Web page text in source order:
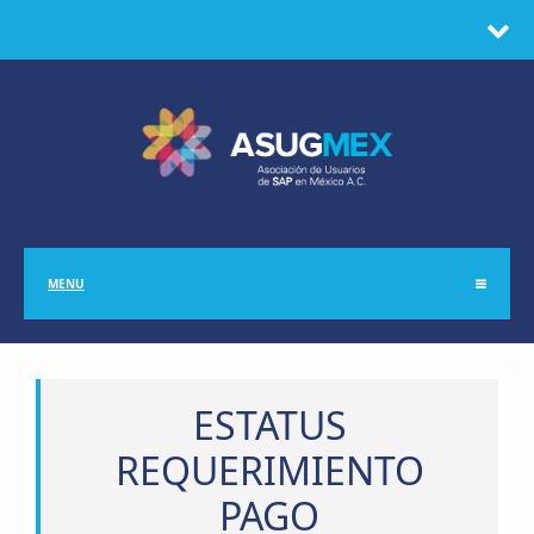
MENU
ESTATUS
REQUERIMIENTO
PAGO